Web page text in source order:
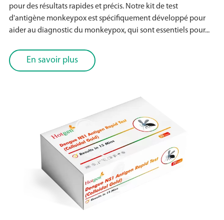
pour des résultats rapides et précis. Notre kit de test
d'antigène monkeypox est spécifiquement développé pour
aider au diagnostic du monkeypox, qui sont essentiels pour...
En savoir plus